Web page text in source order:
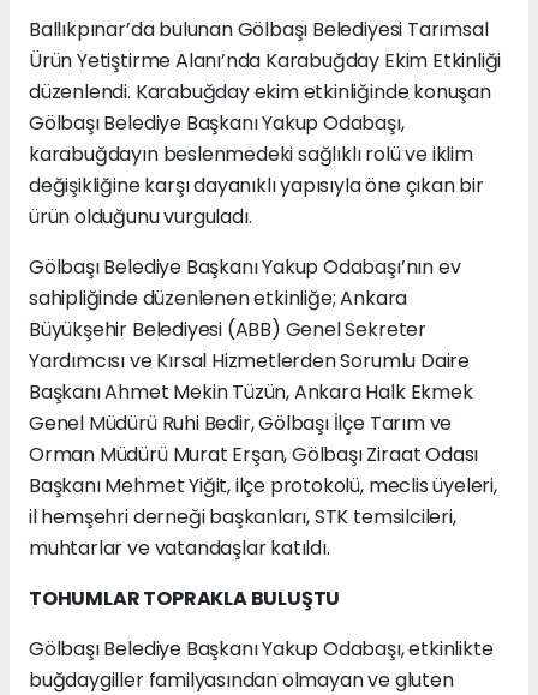
Ballıkpınar’da bulunan Gölbaşı Belediyesi Tarımsal
Ürün Yetiştirme Alanı’nda Karabuğday Ekim Etkinliği
düzenlendi. Karabuğday ekim etkinliğinde konuşan
Gölbaşı Belediye Başkanı Yakup Odabaşı,
karabuğdayın beslenmedeki sağlıklı rolü ve iklim
değişikliğine karşı dayanıklı yapısıyla öne çıkan bir
ürün olduğunu vurguladı.
Gölbaşı Belediye Başkanı Yakup Odabaşı’nın ev
sahipliğinde düzenlenen etkinliğe; Ankara
Büyükşehir Belediyesi (ABB) Genel Sekreter
Yardımcısı ve Kırsal Hizmetlerden Sorumlu Daire
Başkanı Ahmet Mekin Tüzün, Ankara Halk Ekmek
Genel Müdürü Ruhi Bedir, Gölbaşı İlçe Tarım ve
Orman Müdürü Murat Erşan, Gölbaşı Ziraat Odası
Başkanı Mehmet Yiğit, ilçe protokolü, meclis üyeleri,
il hemşehri derneği başkanları, STK temsilcileri,
muhtarlar ve vatandaşlar katıldı.
TOHUMLAR TOPRAKLA BULUŞTU
Gölbaşı Belediye Başkanı Yakup Odabaşı, etkinlikte
buğdaygiller familyasından olmayan ve gluten